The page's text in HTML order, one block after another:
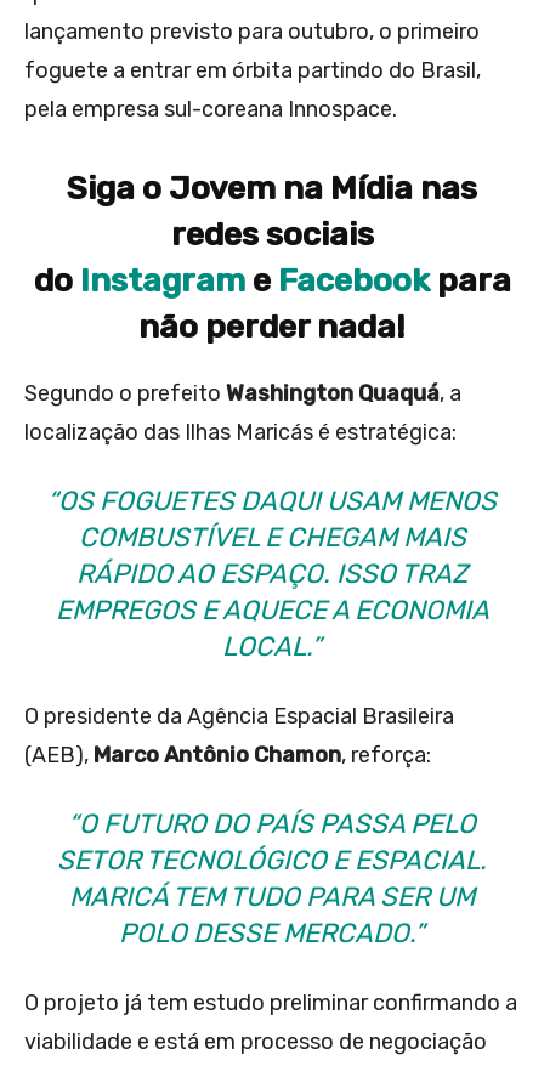
lançamento previsto para outubro, o primeiro
foguete a entrar em órbita partindo do Brasil,
pela empresa sul-coreana Innospace.
Siga o Jovem na Mídia nas
redes sociais
do Instagram e Facebookpara
não perder nada!
Segundo o prefeito Washington Quaquá, a
localização das Ilhas Maricás é estratégica:
“OS FOGUETES DAQUI USAM MENOS
COMBUSTÍVEL E CHEGAM MAIS
RÁPIDO AO ESPAÇO. ISSO TRAZ
EMPREGOS E AQUECE A ECONOMIA
LOCAL.”
O presidente da Agência Espacial Brasileira
(AEB), Marco Antônio Chamon, reforça:
“O FUTURO DO PAÍS PASSA PELO
SETOR TECNOLÓGICO E ESPACIAL.
MARICÁ TEM TUDO PARA SER UM
POLO DESSE MERCADO.”
O projeto já tem estudo preliminar confirmando a
viabilidade e está em processo de negociação